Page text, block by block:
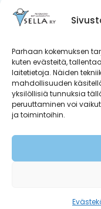
Parhaan kokemuksen
kuten evästeitä,
laitetietoja. Näiden
mahdollisuuden
yksilöllisiä tunnuksia
peruuttaminen voi
ja toimintoihin.